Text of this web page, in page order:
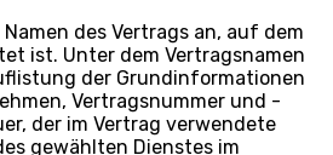
Standort des Unternehmens
des Unternehmensstandorts
verwendet wird
Fahrzeit zwischen Ihrem
des Unternehmens an, die